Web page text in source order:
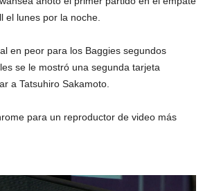
el lunes por la noche.
en peor para los Baggies segundos
se le mostró una segunda tarjeta
a Tatsuhiro Sakamoto.
para un reproductor de video más